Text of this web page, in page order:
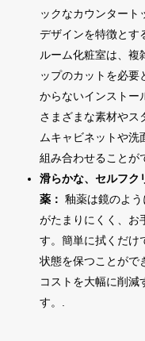
ックなカウンタート
デザインを特徴とす
ルーム化粧室は、複
ップのカットを必要
からないインストー
さまざまな素材やス
ムキャビネットや洗
組み合わせることが
滑らかな、セルフク
薬： 釉薬は鏡のよ
がたまりにくく、お
す。簡単に拭くだけ
状態を保つことがで
コストを大幅に削減
す。.